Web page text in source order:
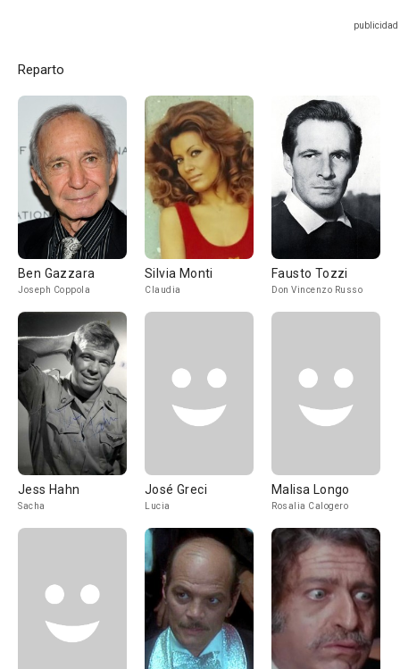
Reparto
Ben Gazzara
Joseph Coppola
Silvia Monti
Claudia
Fausto Tozzi
Don Vincenzo Russo
Jess Hahn
Sacha
José Greci
Lucia
Malisa Longo
Rosalia Calogero